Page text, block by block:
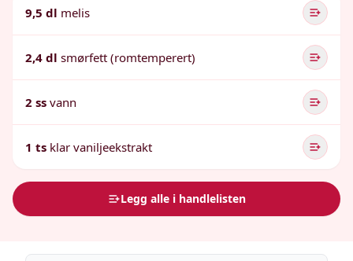
9,5 dl melis
2,4 dl smørfett (romtemperert)
2 ss vann
1 ts klar vaniljeekstrakt
Legg alle i handlelisten